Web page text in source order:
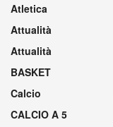
Atletica
Attualità
Attualità
BASKET
Calcio
CALCIO A 5